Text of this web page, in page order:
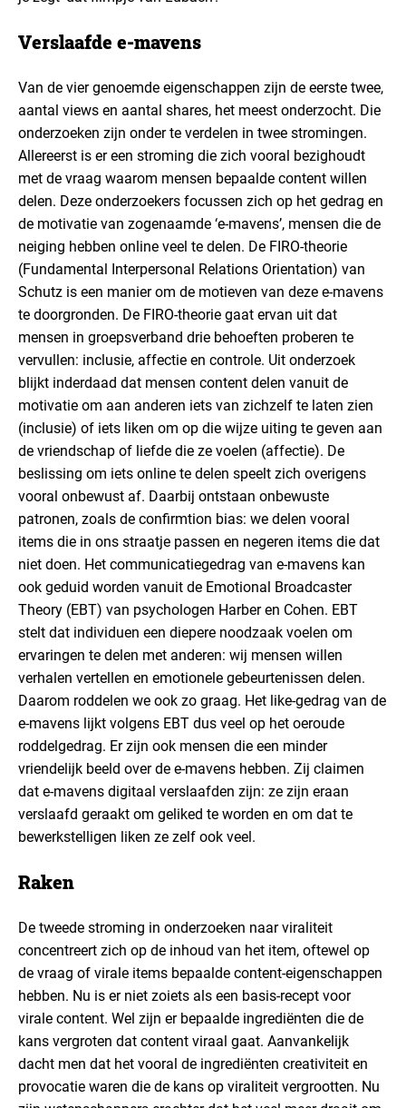
Verslaafde e-mavens
Van de vier genoemde eigenschappen zijn de eerste twee,
aantal views en aantal shares, het meest onderzocht. Die
onderzoeken zijn onder te verdelen in twee stromingen.
Allereerst is er een stroming die zich vooral bezighoudt
met de vraag waarom mensen bepaalde content willen
delen. Deze onderzoekers focussen zich op het gedrag en
de motivatie van zogenaamde ‘e-mavens’, mensen die de
neiging hebben online veel te delen. De FIRO-theorie
(Fundamental Interpersonal Relations Orientation) van
Schutz is een manier om de motieven van deze e-mavens
te doorgronden. De FIRO-theorie gaat ervan uit dat
mensen in groepsverband drie behoeften proberen te
vervullen: inclusie, affectie en controle. Uit onderzoek
blijkt inderdaad dat mensen content delen vanuit de
motivatie om aan anderen iets van zichzelf te laten zien
(inclusie) of iets liken om op die wijze uiting te geven aan
de vriendschap of liefde die ze voelen (affectie). De
beslissing om iets online te delen speelt zich overigens
vooral onbewust af. Daarbij ontstaan onbewuste
patronen, zoals de confirmtion bias: we delen vooral
items die in ons straatje passen en negeren items die dat
niet doen. Het communicatiegedrag van e-mavens kan
ook geduid worden vanuit de Emotional Broadcaster
Theory (EBT) van psychologen Harber en Cohen. EBT
stelt dat individuen een diepere noodzaak voelen om
ervaringen te delen met anderen: wij mensen willen
verhalen vertellen en emotionele gebeurtenissen delen.
Daarom roddelen we ook zo graag. Het like-gedrag van de
e-mavens lijkt volgens EBT dus veel op het oeroude
roddelgedrag. Er zijn ook mensen die een minder
vriendelijk beeld over de e-mavens hebben. Zij claimen
dat e-mavens digitaal verslaafden zijn: ze zijn eraan
verslaafd geraakt om geliked te worden en om dat te
bewerkstelligen liken ze zelf ook veel.
Raken
De tweede stroming in onderzoeken naar viraliteit
concentreert zich op de inhoud van het item, oftewel op
de vraag of virale items bepaalde content-eigenschappen
hebben. Nu is er niet zoiets als een basis-recept voor
virale content. Wel zijn er bepaalde ingrediënten die de
kans vergroten dat content viraal gaat. Aanvankelijk
dacht men dat het vooral de ingrediënten creativiteit en
provocatie waren die de kans op viraliteit vergrootten. Nu